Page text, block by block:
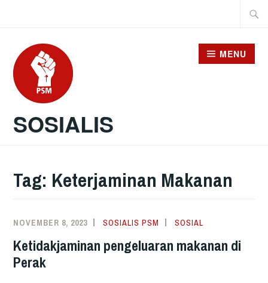
content
SOSIALIS
MENU
Tag: Keterjaminan Makanan
NOVEMBER 8, 2023 SOSIALIS PSM SOSIAL
Ketidakjaminan pengeluaran makanan di
Perak